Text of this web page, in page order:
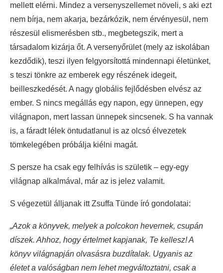
mellett elérni. Mindez a versenyszellemet növeli, s aki ezt
nem bírja, nem akarja, bezárkózik, nem érvényesül, nem
részesül elismerésben stb., megbetegszik, mert a
társadalom kizárja őt. A versenyőrület (mely az iskolában
kezdődik), teszi ilyen felgyorsítottá mindennapi életünket,
s teszi tönkre az emberek egy részének idegeit,
beilleszkedését. A nagy globális fejlődésben elvész az
ember. S nincs megállás egy napon, egy ünnepen, egy
világnapon, mert lassan ünnepek sincsenek. S ha vannak
is, a fáradt lélek öntudatlanul is az olcsó élvezetek
tömkelegében próbálja kiélni magát.
S persze ha csak egy felhívás is születik – egy-egy
világnap alkalmával, már az is jelez valamit.
S végezetül álljanak itt Zsuffa Tünde író gondolatai:
„Azok a könyvek, melyek a polcokon hevernek, csupán
díszek. Ahhoz, hogy értelmet kapjanak, Te kellesz! A
könyv világnapján olvasásra buzdítalak. Ugyanis az
életet a valóságban nem lehet megváltoztatni, csak a